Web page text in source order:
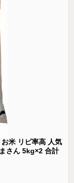
米 リピ率高 人気
さん 5kg×2 合計